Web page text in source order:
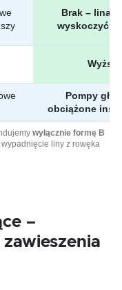
Brak – lina
wyskoczyć z
Pompy
obciążone
wyłącznie formę B
liny z rowęka
–